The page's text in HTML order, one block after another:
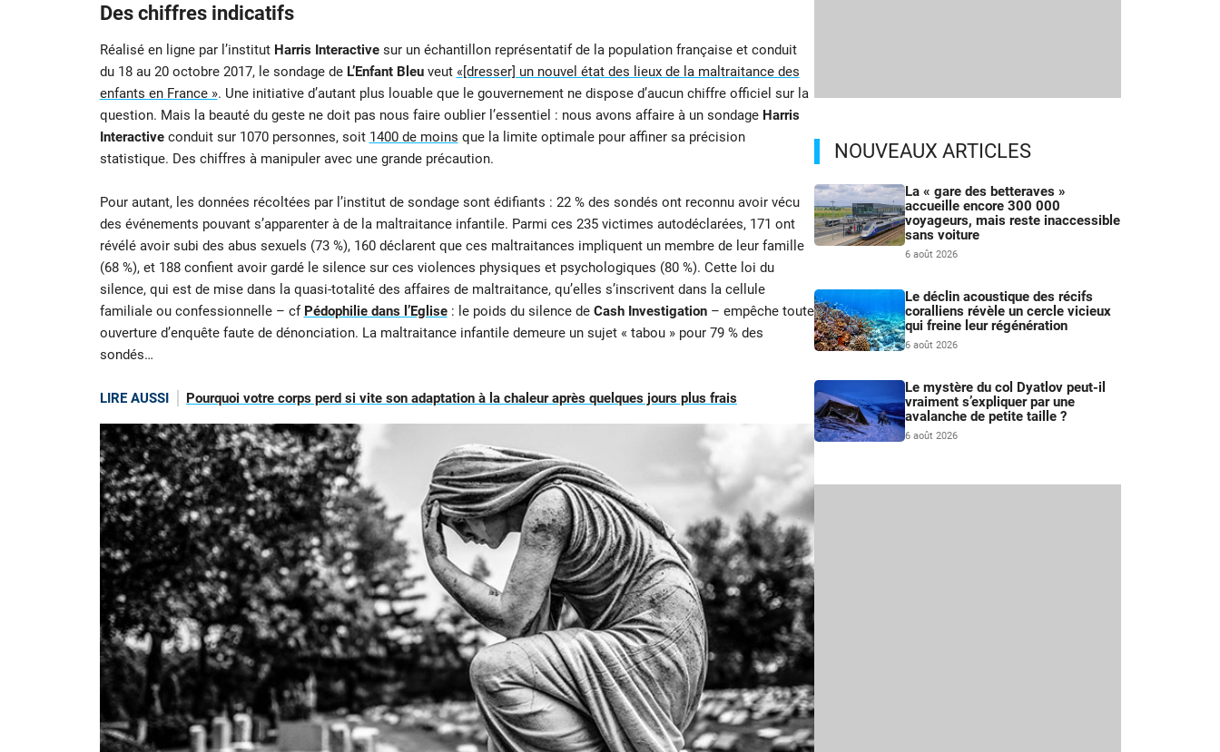
Des chiffres indicatifs
Réalisé en ligne par l’institut Harris Interactivesur un échantillon représentatif de la population française et conduit
du 18 au 20 octobre 2017, le sondage deL’Enfant Bleuveut «[dresser] un nouvel état des lieux de la maltraitance des
enfants en France ». Une initiative d’autant plus louable que le gouvernement ne dispose d’aucun chiffre officiel sur la
question. Mais la beauté du geste ne doit pas nous faire oublier l’essentiel : nous avons affaire à un sondage Harris
Interactiveconduit sur 1070 personnes, soit 1400 de moins que la limite optimale pour affiner sa précision
statistique. Des chiffres à manipuler avec une grande précaution.
Pour autant, les données récoltées par l’institut de sondage sont édifiants : 22 % des sondés ont reconnu avoir vécu
des événements pouvant s’apparenter à de la maltraitance infantile. Parmi ces 235 victimes autodéclarées, 171 ont
révélé avoir subi des abus sexuels (73 %), 160 déclarent que ces maltraitances impliquent un membre de leur famille
(68 %), et 188 confient avoir gardé le silence sur ces violences physiques et psychologiques (80 %). Cette loi du
silence, qui est de mise dans la quasi-totalité des affaires de maltraitance, qu’elles s’inscrivent dans la cellule
familiale ou confessionnelle – cf Pédophilie dans l’Eglise: le poids du silence de Cash Investigation– empêche toute
ouverture d’enquête faute de dénonciation. La maltraitance infantile demeure un sujet « tabou » pour 79 % des
sondés…
LIRE AUSSI Pourquoi votre corps perd si vite son adaptation à la chaleur après quelques jours plus frais
NOUVEAUX ARTICLES
La « gare des betteraves »
accueille encore 300 000
voyageurs, mais reste inaccessible
sans voiture
6 août 2026
Le déclin acoustique des récifs
coralliens révèle un cercle vicieux
qui freine leur régénération
6 août 2026
Le mystère du col Dyatlov peut-il
vraiment s’expliquer par une
avalanche de petite taille ?
6 août 2026